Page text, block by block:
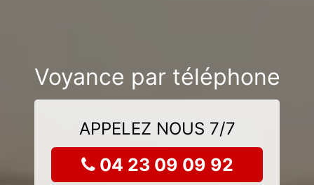
Voyance par téléphone
APPELEZ NOUS 7/7
04 23 09 09 92